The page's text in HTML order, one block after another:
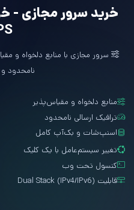
خرید سرور مجازی -
نامحدود
منابع دلخواه و مقیاس‌پذیر
ترافیک ارسالی نامحدود
اسنپ‌شات و بک‌آپ کامل
تغییر سیستم‌عامل با یک کلیک
کنسول تحت وب
قابلیت Dual Stack (IPv4/IPv6)